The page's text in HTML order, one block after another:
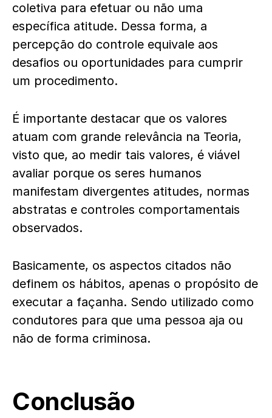
coletiva para efetuar ou não uma
específica atitude. Dessa forma, a
percepção do controle equivale aos
desafios ou oportunidades para cumprir
um procedimento.
É importante destacar que os valores
atuam com grande relevância na Teoria,
visto que, ao medir tais valores, é viável
avaliar porque os seres humanos
manifestam divergentes atitudes, normas
abstratas e controles comportamentais
observados.
Basicamente, os aspectos citados não
definem os hábitos, apenas o propósito de
executar a façanha. Sendo utilizado como
condutores para que uma pessoa aja ou
não de forma criminosa.
Conclusão